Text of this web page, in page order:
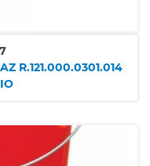
R.121.000.0301.014